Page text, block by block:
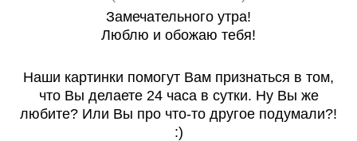
Замечательного утра!
Люблю и обожаю тебя!
Наши картинки помогут Вам признаться в том,
что Вы делаете 24 часа в сутки. Ну Вы же
любите? Или Вы про что-то другое подумали?!
:)